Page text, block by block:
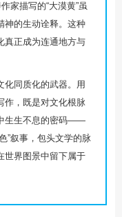
家描写的“大漠黄”虽
神的生动诠释。这种
真正成为连通地方与
化同质化的武器。用
作，既是对文化根脉
生生不息的密码——
”叙事，包头文学的脉
世界图景中留下属于